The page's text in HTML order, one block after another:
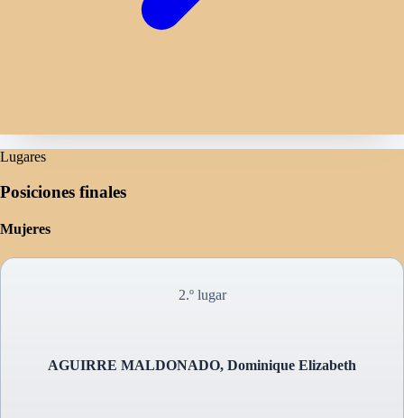
Lugares
Posiciones finales
Mujeres
2.º lugar
AGUIRRE MALDONADO, Dominique Elizabeth